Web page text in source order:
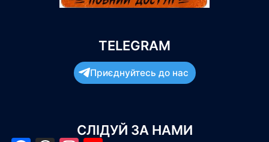
TELEGRAM
Приєднуйтесь до нас
СЛІДУЙ ЗА НАМИ